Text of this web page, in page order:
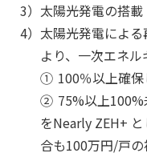
3） 太陽光発電の搭載
4） 太陽光発電によ
より、一次エネ
① 100％以上確保
② 75%以上
をNearly ZEH+
合も100万円/戸の